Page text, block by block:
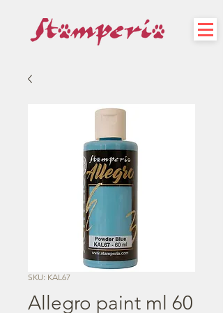
SKU: KAL67
Allegro paint ml 60